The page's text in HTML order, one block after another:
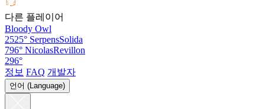
다른 플레이어
Bloody Owl
2525° SerpensSolida
796° NicolasRevillon
296°
정보 FAQ 개발자
언어 (Language)